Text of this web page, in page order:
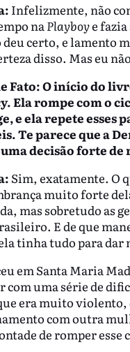
Infelizmente, não
naPlayboye fazia
deu certo, e lamento
disso. Mas eu
Fato: O início do
Ela rompe com o
e ela repete esses
Te parece que a
decisão forte
Sim, exatamente. O
muito forte
mas sobretudo as
E de que
tinha tudo para dar
em Santa Maria
com uma série de
era muito violento,
com outra
de romper esse